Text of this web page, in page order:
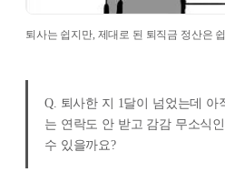
퇴사는 쉽지만, 제대로 된 퇴직금 정산은
Q. 퇴사한 지 1달이 넘었는데
는 연락도 안 받고 감감 무소식
수 있을까요?